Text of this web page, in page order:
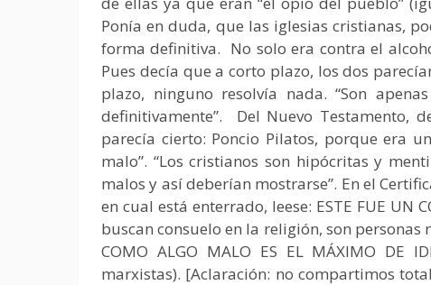
Ponía en duda, que las iglesias cristianas,
forma definitiva. No solo era contra el
Pues decía que a corto plazo, los dos
plazo, ninguno resolvía nada. “Son
definitivamente”. Del Nuevo Testamento,
parecía cierto: Poncio Pilatos, porque era
malo”. “Los cristianos son hipócritas y
malos y así deberían mostrarse”. En el
en cual está enterrado, leese: ESTE FUE UN
buscan consuelo en la religión, son personas
COMO ALGO MALO ES EL MÁXIMO DE
marxistas). [Aclaración: no compartimos